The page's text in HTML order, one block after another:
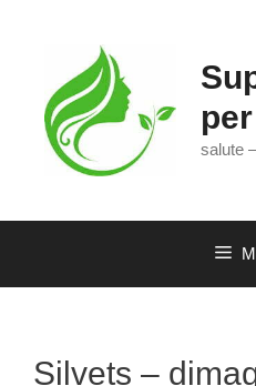
salute
Silvets –